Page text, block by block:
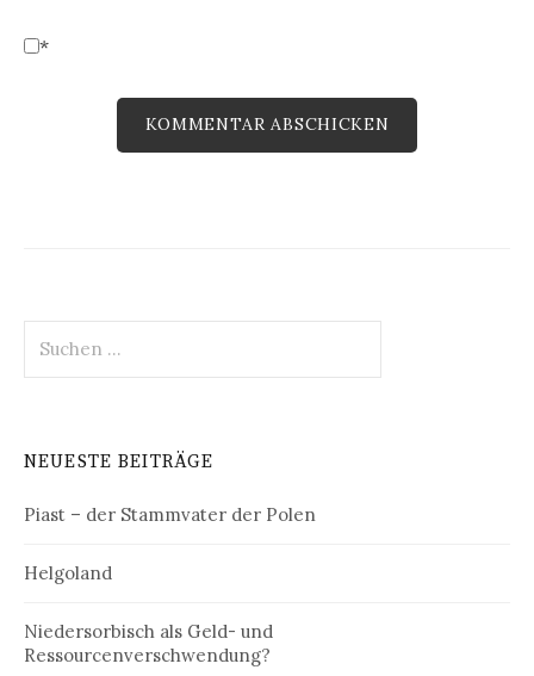
*
nach:
NEUESTE BEITRÄGE
Piast – der Stammvater der Polen
Helgoland
Niedersorbisch als Geld- und
Ressourcenverschwendung?